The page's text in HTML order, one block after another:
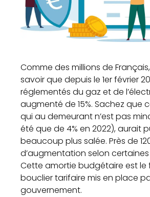
Comme des millions de
savoir que depuis le 1er février
réglementés du gaz et de
augmenté de 15%. Sachez que
qui au demeurant n’est pas
été que de 4% en 2022), aurait
beaucoup plus salée. Près de
d’augmentation selon
Cette amortie budgétaire est le
bouclier tarifaire mis en place
gouvernement.